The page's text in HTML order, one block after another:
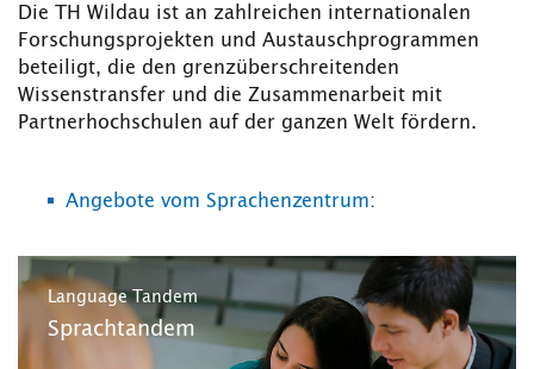
Die TH Wildau ist an zahlreichen internationalen
Forschungsprojekten und Austauschprogrammen
beteiligt, die den grenzüberschreitenden
Wissenstransfer und die Zusammenarbeit mit
Partnerhochschulen auf der ganzen Welt fördern.
Angebote vom Sprachenzentrum:
Language Tandem
Sprachtandem